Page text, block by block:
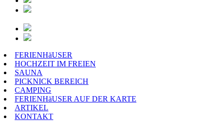
FERIENHäUSER
HOCHZEIT IM FREIEN
SAUNA
PICKNICK BEREICH
CAMPING
FERIENHäUSER AUF DER KARTE
ARTIKEL
KONTAKT